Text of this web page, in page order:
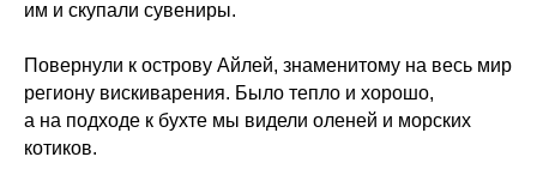
им и скупали сувениры.
Повернули к острову Айлей, знаменитому на весь мир
региону вискиварения. Было тепло и хорошо,
а на подходе к бухте мы видели оленей и морских
котиков.